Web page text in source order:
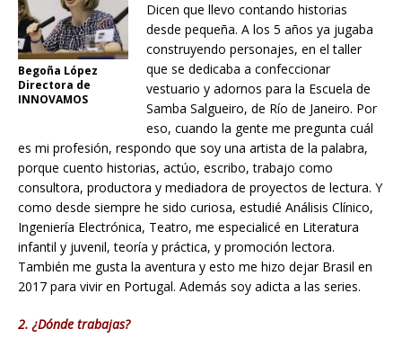
Begoña López
Directora de
INNOVAMOS
Dicen que llevo contando historias
desde pequeña. A los 5 años ya jugaba
construyendo personajes, en el taller
que se dedicaba a confeccionar
vestuario y adornos para la Escuela de
Samba Salgueiro, de Río de Janeiro. Por
eso, cuando la gente me pregunta cuál
es mi profesión, respondo que soy una artista de la palabra,
porque cuento historias, actúo, escribo, trabajo como
consultora, productora y mediadora de proyectos de lectura. Y
como desde siempre he sido curiosa, estudié Análisis Clínico,
Ingeniería Electrónica, Teatro, me especialicé en Literatura
infantil y juvenil, teoría y práctica, y promoción lectora.
También me gusta la aventura y esto me hizo dejar Brasil en
2017 para vivir en Portugal. Además soy adicta a las series.
2. ¿Dónde trabajas?